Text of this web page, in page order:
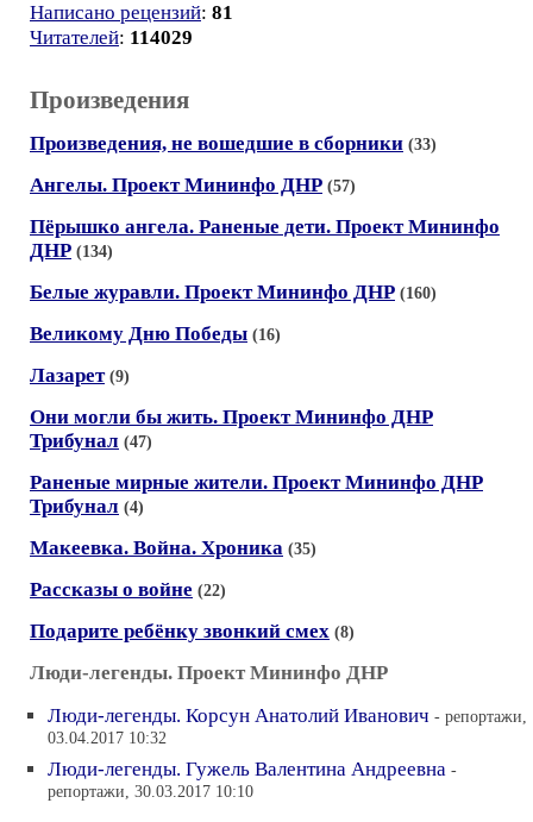
Написано рецензий: 81
Читателей: 114029
Произведения
Произведения, не вошедшие в сборники (33)
Ангелы. Проект Мининфо ДНР (57)
Пёрышко ангела. Раненые дети. Проект Мининфо
ДНР (134)
Белые журавли. Проект Мининфо ДНР (160)
Великому Дню Победы (16)
Лазарет (9)
Они могли бы жить. Проект Мининфо ДНР
Трибунал (47)
Раненые мирные жители. Проект Мининфо ДНР
Трибунал (4)
Макеевка. Война. Хроника (35)
Рассказы о войне (22)
Подарите ребёнку звонкий смех (8)
Люди-легенды. Проект Мининфо ДНР
Люди-легенды. Корсун Анатолий Иванович - репортажи,
03.04.2017 10:32
Люди-легенды. Гужель Валентина Андреевна -
репортажи, 30.03.2017 10:10